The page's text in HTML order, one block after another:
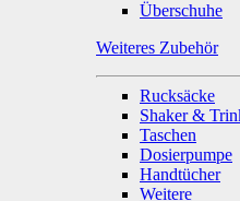
Überschuhe
Weiteres Zubehör
Rucksäcke
Shaker &
Taschen
Dosierpumpe
Handtücher
Weitere